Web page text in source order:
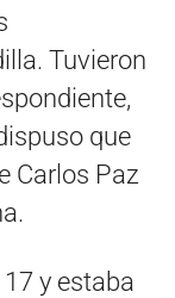
Tuvieron
que
Carlos Paz
y estaba